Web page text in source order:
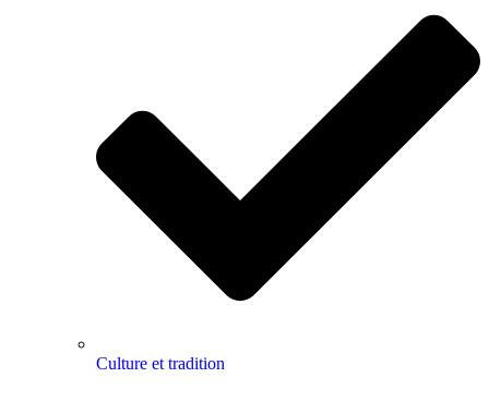
Culture et tradition